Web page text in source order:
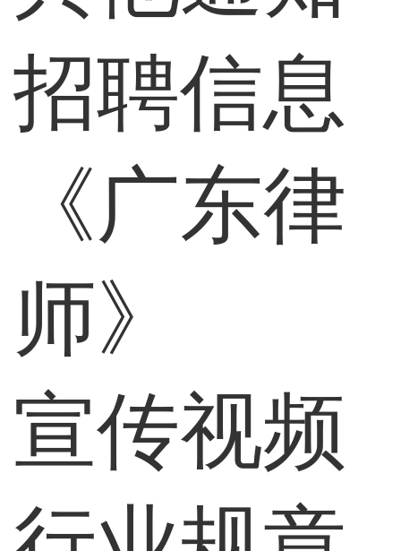
招聘信息
《广东律
师》
宣传视频